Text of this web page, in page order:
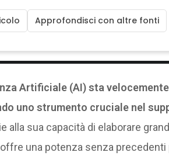
Approfondisci con altre fonti
Artificiale (AI) sta
uno strumento cruciale nel
alla sua capacità di elaborare
offre una potenza senza